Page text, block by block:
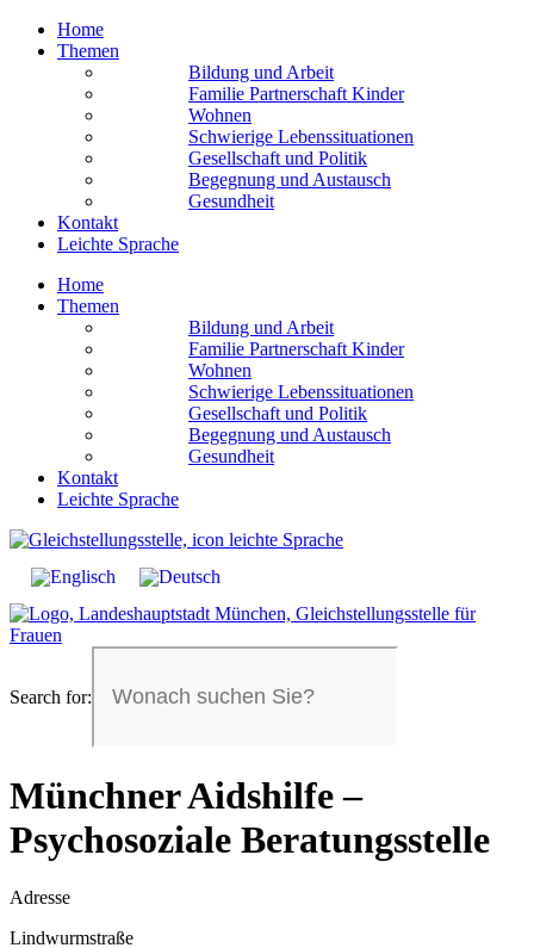
Home
Themen
Bildung und Arbeit
Familie Partnerschaft Kinder
Wohnen
Schwierige Lebens­situationen
Gesellschaft und Politik
Begegnung und Austausch
Gesundheit
Kontakt
Leichte Sprache
Home
Themen
Bildung und Arbeit
Familie Partnerschaft Kinder
Wohnen
Schwierige Lebens­situationen
Gesellschaft und Politik
Begegnung und Austausch
Gesundheit
Kontakt
Leichte Sprache
Search for:
Münchner Aidshilfe –
Psychosoziale Beratungsstelle
Adresse
Lindwurmstraße